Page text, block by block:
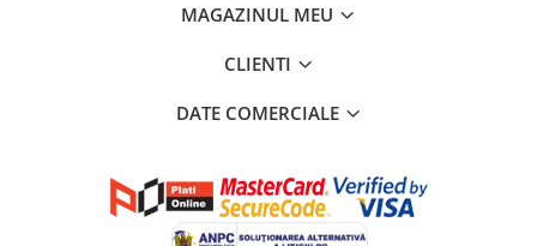
MAGAZINUL MEU
CLIENTI
DATE COMERCIALE